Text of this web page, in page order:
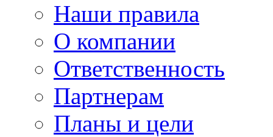
Наши правила
О компании
Ответственность
Партнерам
Планы и цели